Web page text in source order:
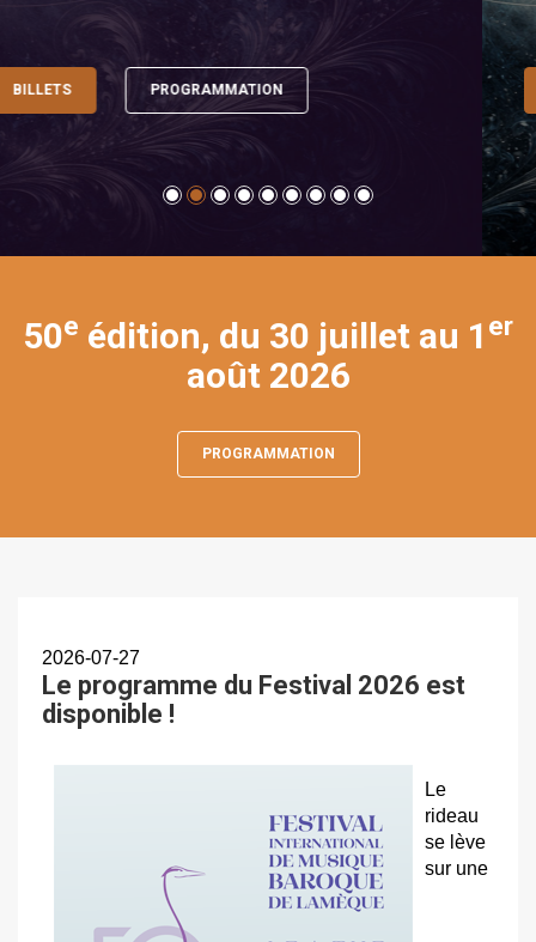
BILLETS PROGRAMMATION
50e édition, du 30 juillet au 1 er
août 2026
PROGRAMMATION
2026-07-27
Le programme du Festival 2026 est
disponible !
Le
rideau
se lève
sur une